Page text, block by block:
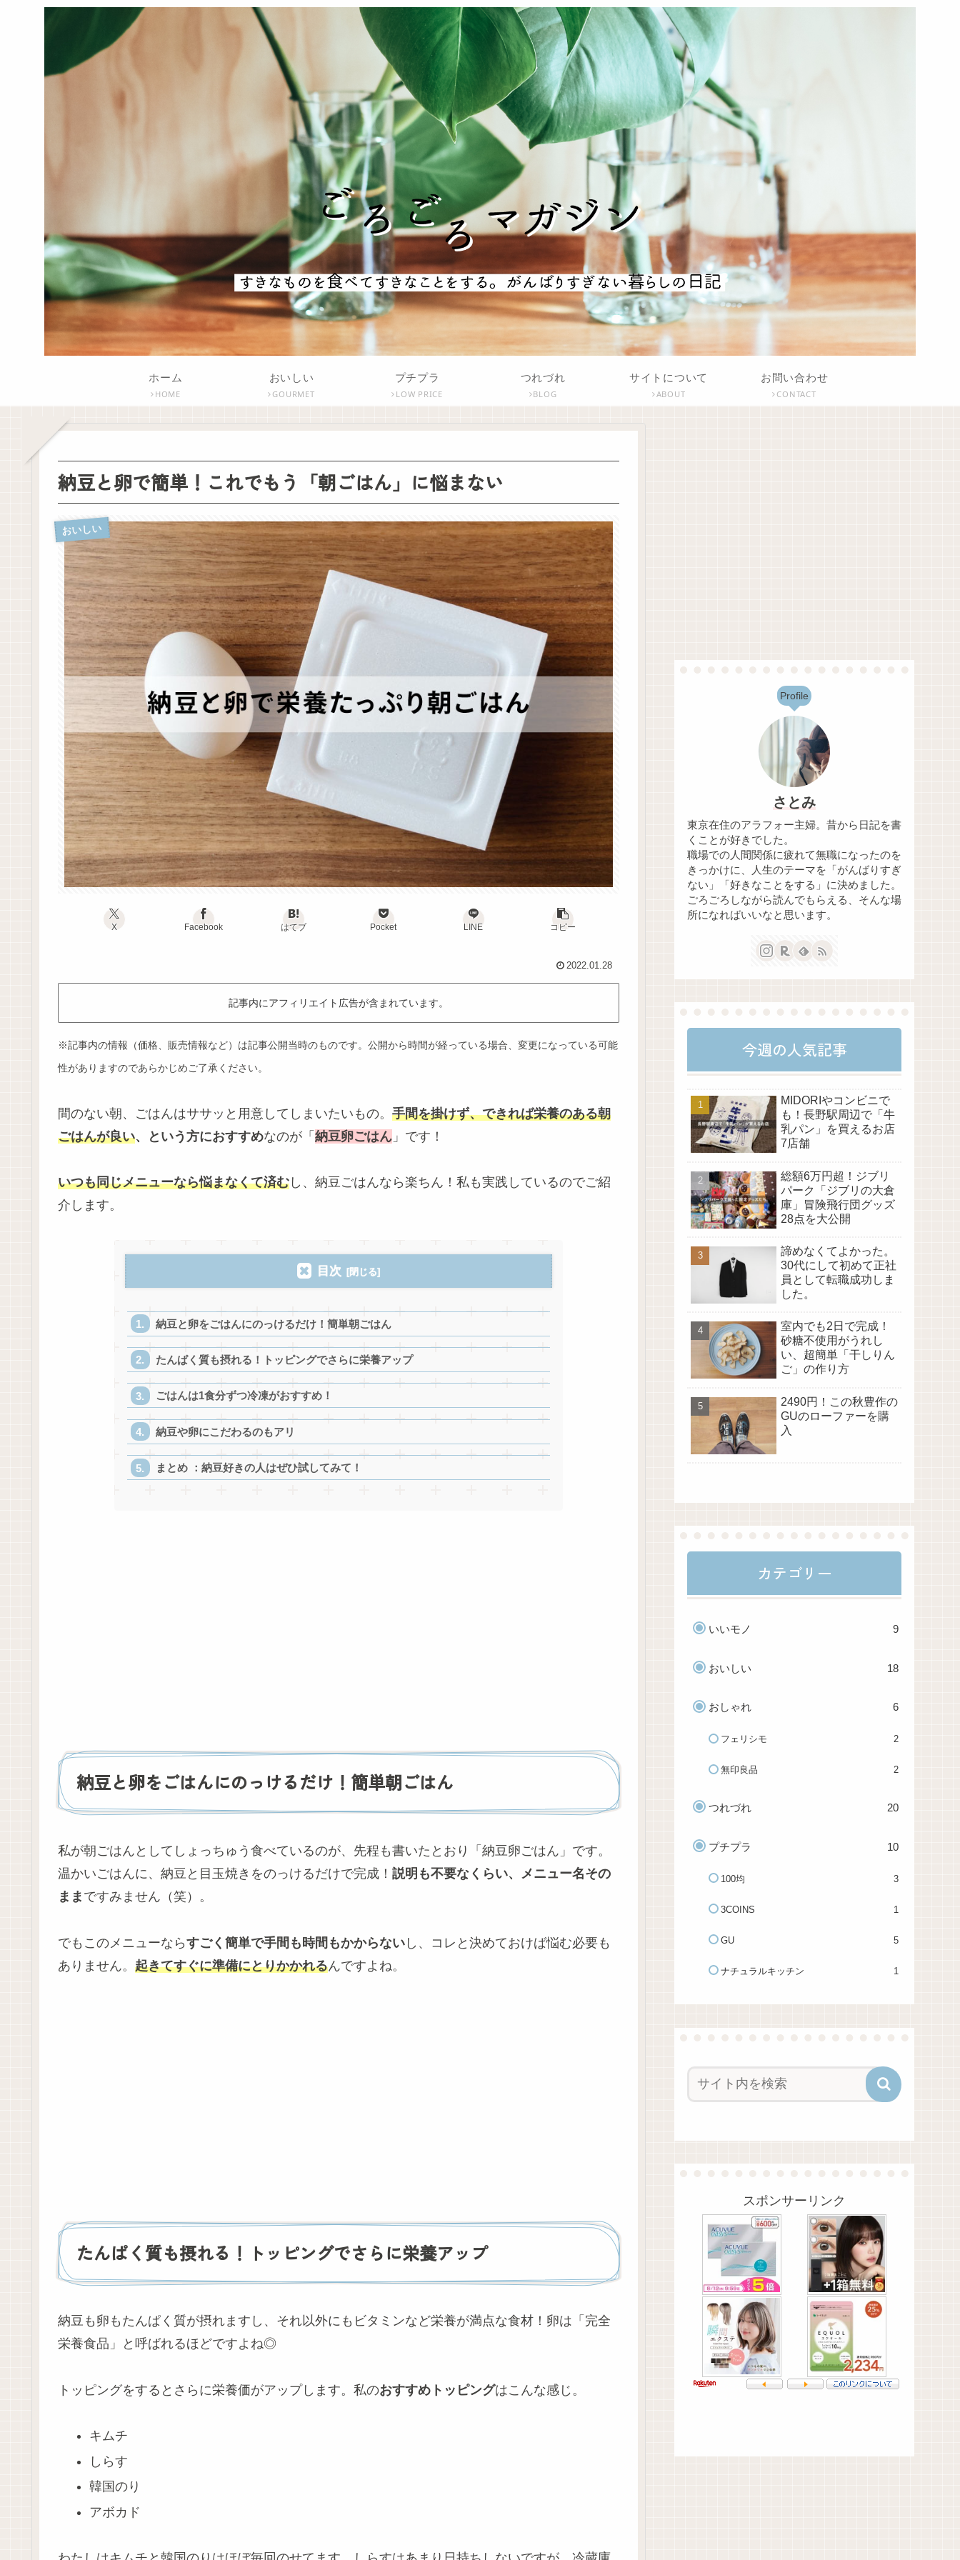
ホーム
HOME
おいしい
GOURMET
プチプラ
LOW PRICE
つれづれ
BLOG
サイトについて
ABOUT
お問い合わせ
CONTACT
納豆と卵で簡単！これでもう「朝ごはん」に悩まない
おいしい
X Facebook はてブ Pocket LINE コピー
2022.01.28
記事内にアフィリエイト広告が含まれています。
※記事内の情報（価格、販売情報など）は記事公開当時のものです。公開から時間が経っている場合、変更になっている可能
性がありますのであらかじめご了承ください。
間のない朝、ごはんはササッと用意してしまいたいもの。 手間を掛けず、できれば栄養のある朝
ごはんが良い、という方におすすめなのが「 納豆卵ごはん 」です！
いつも同じメニューなら悩まなくて済む し、納豆ごはんなら楽ちん！私も実践しているのでご紹
介します。
目次
納豆と卵をごはんにのっけるだけ！簡単朝ごはん
たんぱく質も摂れる！トッピングでさらに栄養アップ
ごはんは1食分ずつ冷凍がおすすめ！
納豆や卵にこだわるのもアリ
まとめ ：納豆好きの人はぜひ試してみて！
納豆と卵をごはんにのっけるだけ！簡単朝ごはん
私が朝ごはんとしてしょっちゅう食べているのが、先程も書いたとおり「納豆卵ごはん」です。
温かいごはんに、納豆と目玉焼きをのっけるだけで完成！ 説明も不要なくらい、メニュー名その
まま ですみません（笑）。
でもこのメニューならすごく簡単で手間も時間もかからない し、コレと決めておけば悩む必要も
ありません。 起きてすぐに準備にとりかかれるんですよね。
たんぱく質も摂れる！トッピングでさらに栄養アップ
納豆も卵もたんぱく質が摂れますし、それ以外にもビタミンなど栄養が満点な食材！卵は「完全
栄養食品」と呼ばれるほどですよね◎
トッピングをするとさらに栄養価がアップします。私のおすすめトッピングはこんな感じ。
キムチ
しらす
韓国のり
アボカド
Profile
さとみ
東京在住のアラフォー主婦。昔から日記を書
くことが好きでした。
職場での人間関係に疲れて無職になったのを
きっかけに、人生のテーマを「がんばりすぎ
ない」「好きなことをする」に決めました。
ごろごろしながら読んでもらえる、そんな場
所になればいいなと思います。
今週の人気記事
MIDORIやコンビニで
も！長野駅周辺で「牛
乳パン」を買えるお店
7店舗
総額6万円超！ジブリ
パーク「ジブリの大倉
庫」冒険飛行団グッズ
28点を大公開
諦めなくてよかった。
30代にして初めて正社
員として転職成功しま
した。
室内でも2日で完成！
砂糖不使用がうれし
い、超簡単「干しりん
ご」の作り方
2490円！この秋豊作の
GUのローファーを購
入
カテゴリー
いいモノ 9
おいしい 18
おしゃれ 6
フェリシモ 2
無印良品 2
つれづれ 20
プチプラ 10
100均 3
3COINS 1
GU 5
ナチュラルキッチン 1
スポンサーリンク